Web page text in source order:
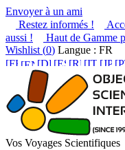
Envoyer à un ami
Restez informés !
aussi !
Haut de Gamme
Wishlist (0) Langue : FR
Vos Voyages Scientifiques